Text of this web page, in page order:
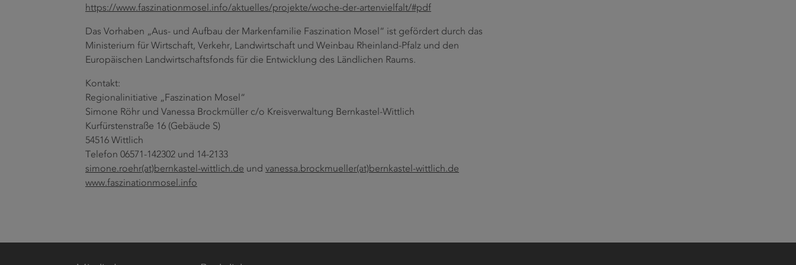
https://www.faszinationmosel.info/aktuelles/projekte/woche-der-artenvielfalt/#pdf
Das Vorhaben „Aus- und Aufbau der Markenfamilie Faszination Mosel“ ist gefördert durch das
Ministerium für Wirtschaft, Verkehr, Landwirtschaft und Weinbau Rheinland-Pfalz und den
Europäischen Landwirtschaftsfonds für die Entwicklung des Ländlichen Raums.
Kontakt:
Regionalinitiative „Faszination Mosel“
Simone Röhr und Vanessa Brockmüller c/o Kreisverwaltung Bernkastel-Wittlich
Kurfürstenstraße 16 (Gebäude S)
54516 Wittlich
Telefon 06571-142302 und 14-2133
simone.roehr(at)bernkastel-wittlich.de und vanessa.brockmueller(at)bernkastel-wittlich.de
www.faszinationmosel.info